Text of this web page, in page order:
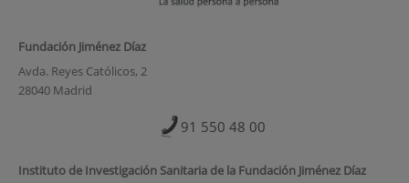
Fundación Jiménez Díaz
Avda. Reyes Católicos, 2
28040 Madrid
91 550 48 00
Instituto de Investigación Sanitaria de la Fundación Jiménez Díaz